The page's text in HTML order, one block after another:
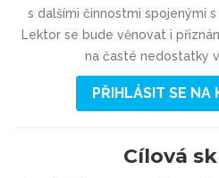
s dalšími činnostmi spojenými
Lektor se bude věnovat i
na časté nedostatky
PŘIHLÁSIT SE NA
Cílová